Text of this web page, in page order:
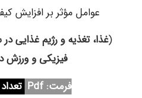
عوامل مؤثر بر افزایش
(غذا، تغذیه و رژیم غذایی
فیزیکی و ورزش
فرمت: Pdf